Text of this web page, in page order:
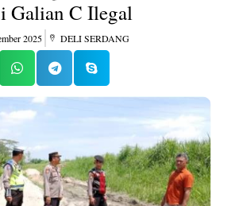
Galian C Ilegal
2025 DELI SERDANG